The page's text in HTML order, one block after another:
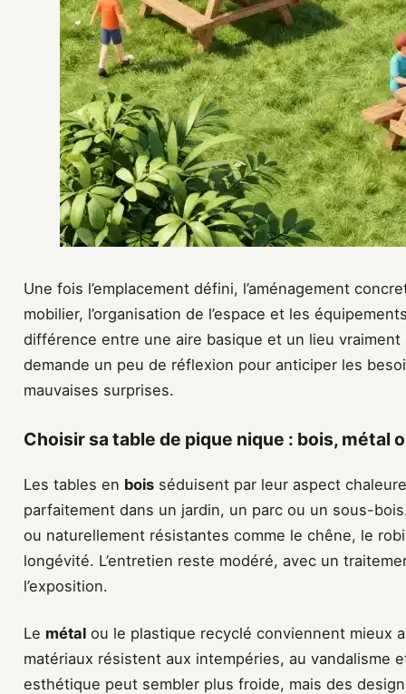
Une fois l’emplacement défini, l’aménagement
mobilier, l’organisation de l’espace et les
différence entre une aire basique et un lieu
demande un peu de réflexion pour anticiper les
mauvaises surprises.
Choisir sa table de pique nique : bois, métal
Les tables en bois séduisent par leur aspect
parfaitement dans un jardin, un parc ou un sous-
ou naturellement résistantes comme le chêne, le
longévité. L’entretien reste modéré, avec un
l’exposition.
Le métal ou le plastique recyclé conviennent mieux
matériaux résistent aux intempéries, au vandalisme
esthétique peut sembler plus froide, mais des